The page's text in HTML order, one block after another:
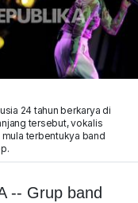
24 tahun berkarya di
tersebut, vokalis
terbentukya band
-- Grup band